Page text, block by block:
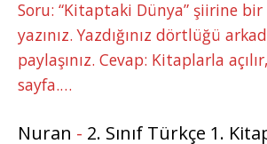
Soru: “Kitaptaki Dünya” şiirine
yazınız. Yazdığınız dörtlüğü
paylaşınız. Cevap: Kitaplarla
sayfa.…
Nuran - 2. Sınıf Türkçe 1.